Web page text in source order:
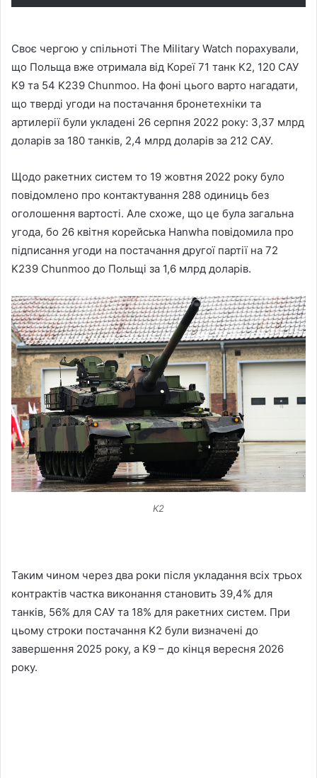
Своє чергою у спільноті The Military Watch порахували,
що Польща вже отримала від Кореї 71 танк K2, 120 САУ
K9 та 54 K239 Chunmoo. На фоні цього варто нагадати,
що тверді угоди на постачання бронетехніки та
артилерії були укладені 26 серпня 2022 року: 3,37 млрд
доларів за 180 танків, 2,4 млрд доларів за 212 САУ.
Щодо ракетних систем то 19 жовтня 2022 року було
повідомлено про контактування 288 одиниць без
оголошення вартості. Але схоже, що це була загальна
угода, бо 26 квітня корейська Hanwha повідомила про
підписання угоди на постачання другої партії на 72
K239 Chunmoo до Польщі за 1,6 млрд доларів.
K2
Таким чином через два роки після укладання всіх трьох
контрактів частка виконання становить 39,4% для
танків, 56% для САУ та 18% для ракетних систем. При
цьому строки постачання K2 були визначені до
завершення 2025 року, а K9 – до кінця вересня 2026
року.